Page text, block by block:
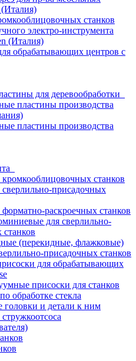
(Италия)
станков
электро-инструмента
(Италия)
обрабатывающих центров с
для деревообработки
пластины производства
пластины производства
кромкооблицовочных станков
сверлильно-присадочных
форматно-раскроечных станков
для сверлильно-
(перекидные, флажковые)
присадочных станков
для обрабатывающих
присоски для станков
обработке стекла
головки и детали к ним